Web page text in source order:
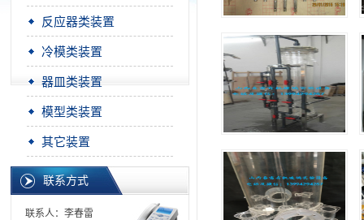
反应器类装置
冷模类装置
器皿类装置
模型类装置
其它装置
联系方式
联系人：李春雷